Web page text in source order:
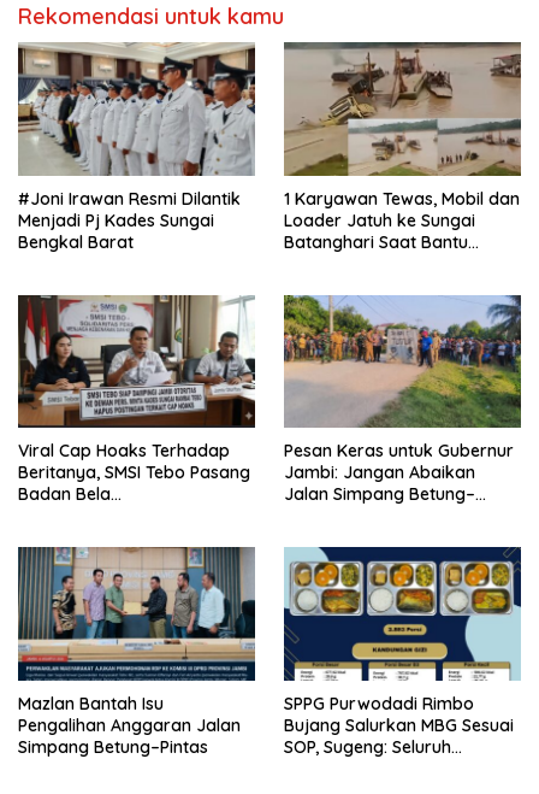
Rekomendasi untuk kamu
#Joni Irawan Resmi Dilantik
Menjadi Pj Kades Sungai
Bengkal Barat
1 Karyawan Tewas, Mobil dan
Loader Jatuh ke Sungai
Batanghari Saat Bantu
Viral Cap Hoaks Terhadap
Beritanya, SMSI Tebo Pasang
Badan Bela
Pasal 27A UU ITE
Pesan Keras untuk Gubernur
Jambi: Jangan Abaikan
Jalan Simpang Betung–
Mazlan Bantah Isu
Pengalihan Anggaran Jalan
Simpang Betung–Pintas
SPPG Purwodadi Rimbo
Bujang Salurkan MBG Sesuai
SOP, Sugeng: Seluruh